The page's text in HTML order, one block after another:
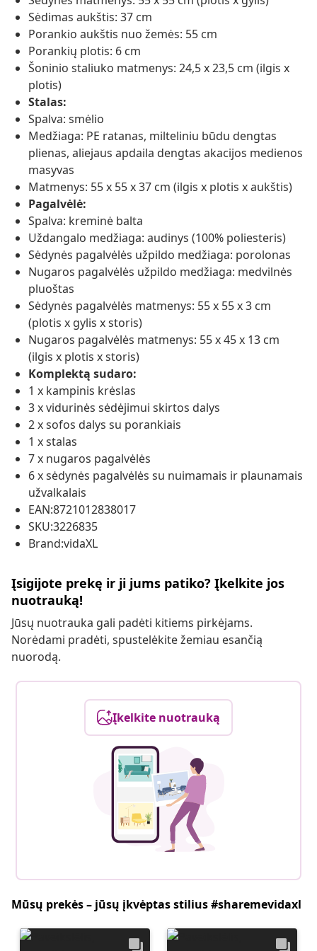
Sėdimas aukštis: 37 cm
Porankio aukštis nuo žemės: 55 cm
Porankių plotis: 6 cm
Šoninio staliuko matmenys: 24,5 x 23,5 cm (ilgis x
plotis)
Stalas:
Spalva: smėlio
Medžiaga: PE ratanas, milteliniu būdu dengtas
plienas, aliejaus apdaila dengtas akacijos medienos
masyvas
Matmenys: 55 x 55 x 37 cm (ilgis x plotis x aukštis)
Pagalvėlė:
Spalva: kreminė balta
Uždangalo medžiaga: audinys (100% poliesteris)
Sėdynės pagalvėlės užpildo medžiaga: porolonas
Nugaros pagalvėlės užpildo medžiaga: medvilnės
pluoštas
Sėdynės pagalvėlės matmenys: 55 x 55 x 3 cm
(plotis x gylis x storis)
Nugaros pagalvėlės matmenys: 55 x 45 x 13 cm
(ilgis x plotis x storis)
Komplektą sudaro:
1 x kampinis krėslas
3 x vidurinės sėdėjimui skirtos dalys
2 x sofos dalys su porankiais
1 x stalas
7 x nugaros pagalvėlės
6 x sėdynės pagalvėlės su nuimamais ir plaunamais
užvalkalais
EAN:8721012838017
SKU:3226835
Brand:vidaXL
Įsigijote prekę ir ji jums patiko? Įkelkite jos
nuotrauką!
Jūsų nuotrauka gali padėti kitiems pirkėjams.
Norėdami pradėti, spustelėkite žemiau esančią
nuorodą.
Įkelkite nuotrauką
Mūsų prekės – jūsų įkvėptas stilius #sharemevidaxl